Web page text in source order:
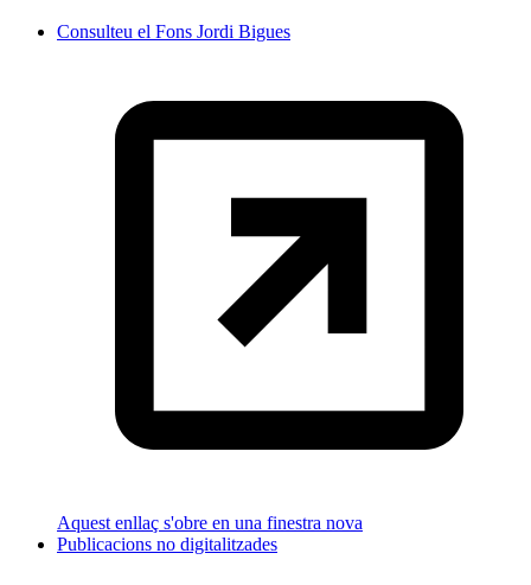
Consulteu el Fons Jordi Bigues
Aquest enllaç s'obre en una finestra nova
Publicacions no digitalitzades